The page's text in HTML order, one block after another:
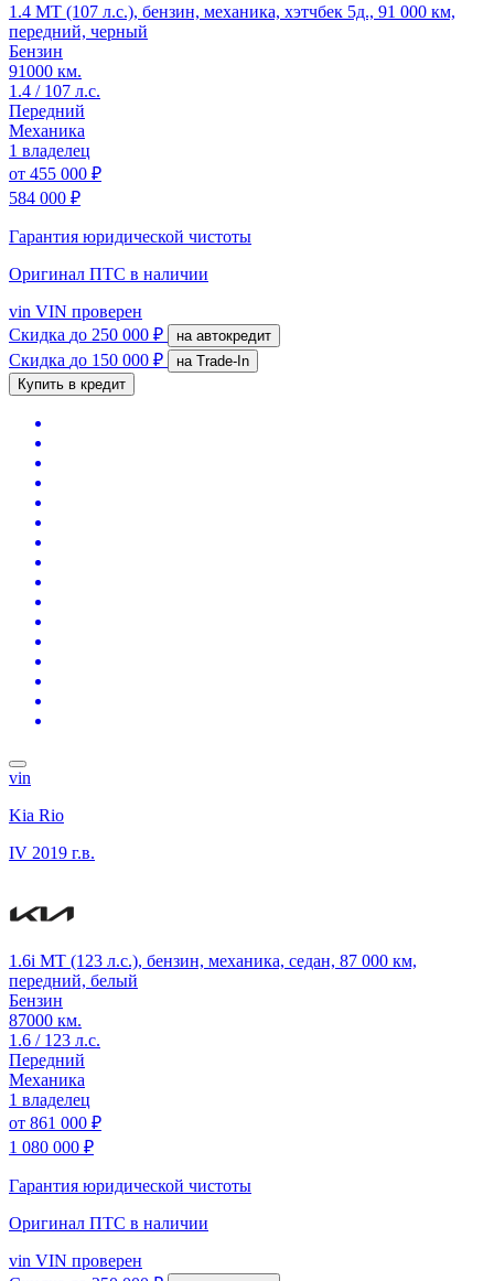
1.4 MT (107 л.с.), бензин, механика, хэтчбек 5д., 91 000 км,
передний, черный
Бензин
91000 км.
1.4 / 107 л.с.
Передний
Механика
1 владелец
от 455 000 ₽
584 000 ₽
Гарантия юридической чистоты
Оригинал ПТС в наличии
vin VIN проверен
Скидка до 250 000 ₽ на автокредит
Скидка до 150 000 ₽
на Trade-In
Купить в кредит
vin
Kia Rio
IV 2019 г.в.
1.6i MT (123 л.с.), бензин, механика, седан, 87 000 км,
передний, белый
Бензин
87000 км.
1.6 / 123 л.с.
Передний
Механика
1 владелец
от 861 000 ₽
1 080 000 ₽
Гарантия юридической чистоты
Оригинал ПТС в наличии
vin VIN проверен